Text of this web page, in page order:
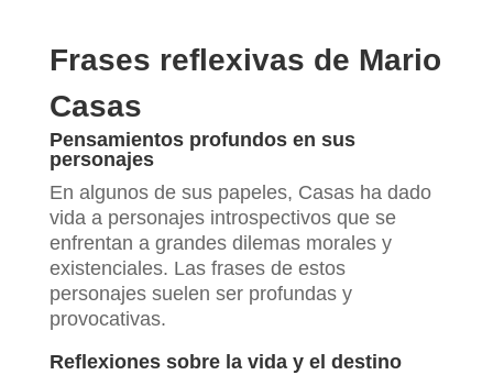
Frases reflexivas de Mario
Casas
Pensamientos profundos en sus
personajes
En algunos de sus papeles, Casas ha dado
vida a personajes introspectivos que se
enfrentan a grandes dilemas morales y
existenciales. Las frases de estos
personajes suelen ser profundas y
provocativas.
Reflexiones sobre la vida y el destino